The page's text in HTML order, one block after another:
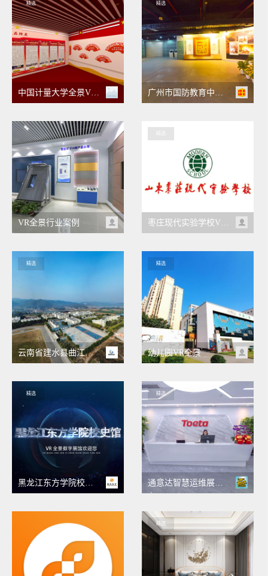
精选
中国计量大学全景VR党史党建馆
精选
广州市国防教育中心VR云展
VR全景行业案例 枣庄现代实验学校VR全景
精选
云南省建水县曲江中学
精选
幼儿园VR全景
精选
黑龙江东方学院校史馆
精选
通意达智慧运维展厅VR
精选